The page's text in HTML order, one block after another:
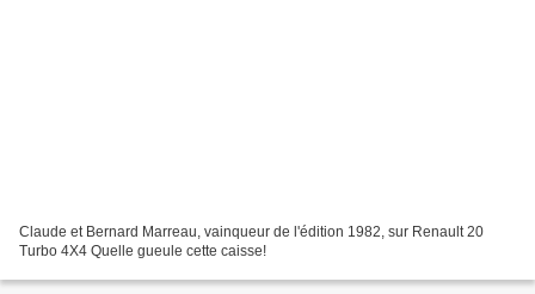
Claude et Bernard Marreau, vainqueur de l'édition 1982, sur Renault 20
Turbo 4X4 Quelle gueule cette caisse!